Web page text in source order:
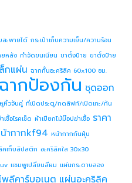
สะพายได้ กระเป๋าเก็บความเย็น/ความร้อน
ยหลัง กำจัดขนเนียน ขาตั้งป้าย ขาตั้งป้าย
กแผ่น ฉากกั้นอะคริลิค 60x100 ซม.
ฉากป้องกัน ชุดออก
หิ้วจับคู่ ที่เปิดประตู/กดลิฟท์/เปิดเกะ/กัน
ชื้อโรคเช็ด ผ้าเปียกไม้ม๊อปฆ่าเชื้อ ราคา
ากากkf94 หน้ากากกันฝุ่น
คเก็บลิปสติก อะคริลิคใส 30x30
uv แชมพูเปลี่ยนสีผม แผ่นกระดาษลอง
ลีคาร์บอเนต แผ่นอะคริลิค